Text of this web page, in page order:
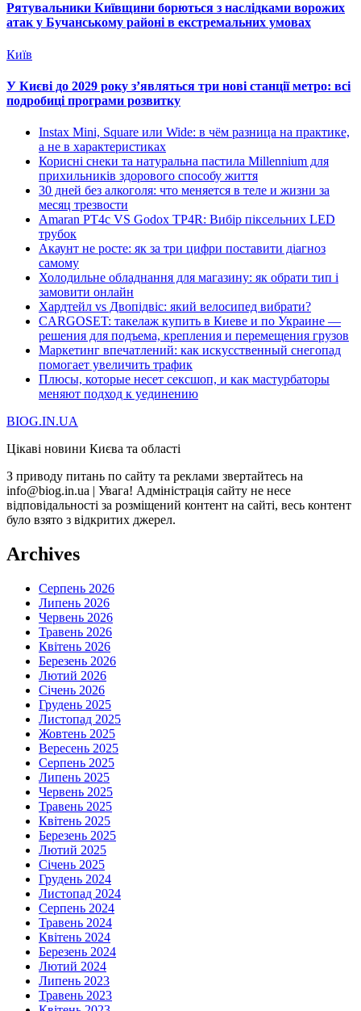
Рятувальники Київщини борються з наслідками ворожих
атак у Бучанському районі в екстремальних умовах
Київ
У Києві до 2029 року з’являться три нові станції метро: всі
подробиці програми розвитку
Instax Mini, Square или Wide: в чём разница на практике,
а не в характеристиках
Корисні снеки та натуральна пастила Millennium для
прихильників здорового способу життя
30 дней без алкоголя: что меняется в теле и жизни за
месяц трезвости
Amaran PT4c VS Godox TP4R: Вибір піксельних LED
трубок
Акаунт не росте: як за три цифри поставити діагноз
самому
Холодильне обладнання для магазину: як обрати тип і
замовити онлайн
Хардтейл vs Двопідвіс: який велосипед вибрати?
CARGOSET: такелаж купить в Киеве и по Украине —
решения для подъема, крепления и перемещения грузов
Маркетинг впечатлений: как искусственный снегопад
помогает увеличить трафик
Плюсы, которые несет сексшоп, и как мастурбаторы
меняют подход к уединению
BIOG.IN.UA
Цікаві новини Києва та області
З приводу питань по сайту та реклами звертайтесь на
info@biog.in.ua | Увага! Адміністрація сайту не несе
відповідальності за розміщений контент на сайті, весь контент
було взято з відкритих джерел.
Archives
Серпень 2026
Липень 2026
Червень 2026
Травень 2026
Квітень 2026
Березень 2026
Лютий 2026
Січень 2026
Грудень 2025
Листопад 2025
Жовтень 2025
Вересень 2025
Серпень 2025
Липень 2025
Червень 2025
Травень 2025
Квітень 2025
Березень 2025
Лютий 2025
Січень 2025
Грудень 2024
Листопад 2024
Серпень 2024
Травень 2024
Квітень 2024
Березень 2024
Лютий 2024
Липень 2023
Травень 2023